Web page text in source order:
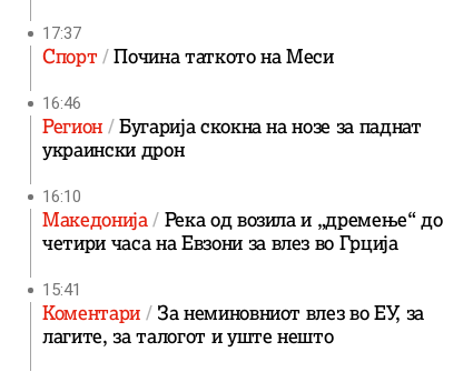
17:37
Спорт Почина таткото на Меси
16:46
Регион
Бугарија скокна на нозе за паднат
украински дрон
16:10
Македонија Река од возила и „дремење“ до
четири часа на Евзони за влез во Грција
15:41
Коментари
За неминовниот влез во ЕУ, за
лагите, за талогот и уште нешто